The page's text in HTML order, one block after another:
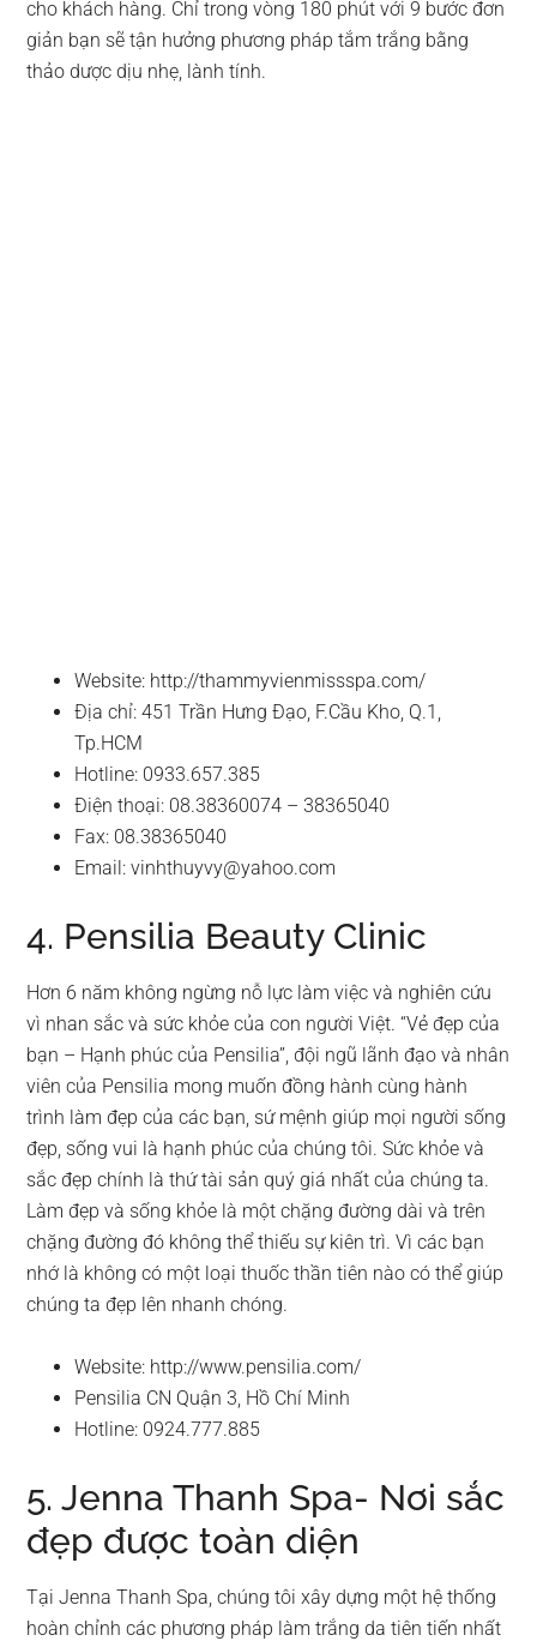
cho khách hàng. Chỉ trong vòng 180 phút với 9 bước đơn
giản bạn sẽ tận hưởng phương pháp tắm trắng bằng
thảo dược dịu nhẹ, lành tính.
Website: http://thammyvienmissspa.com/
Địa chỉ: 451 Trần Hưng Đạo, F.Cầu Kho, Q.1,
Tp.HCM
Hotline: 0933.657.385
Điện thoại: 08.38360074 – 38365040
Fax: 08.38365040
Email:vinhthuyvy@yahoo.com
4. Pensilia Beauty Clinic
Hơn 6 năm không ngừng nỗ lực làm việc và nghiên cứu
vì nhan sắc và sức khỏe của con người Việt. “Vẻ đẹp của
bạn – Hạnh phúc của Pensilia”, đội ngũ lãnh đạo và nhân
viên của Pensilia mong muốn đồng hành cùng hành
trình làm đẹp của các bạn, sứ mệnh giúp mọi người sống
đẹp, sống vui là hạnh phúc của chúng tôi. Sức khỏe và
sắc đẹp chính là thứ tài sản quý giá nhất của chúng ta.
Làm đẹp và sống khỏe là một chặng đường dài và trên
chặng đường đó không thể thiếu sự kiên trì. Vì các bạn
nhớ là không có một loại thuốc thần tiên nào có thể giúp
chúng ta đẹp lên nhanh chóng.
Website: http://www.pensilia.com/
Pensilia CN Quận 3, Hồ Chí Minh
Hotline: 0924.777.885
5. Jenna Thanh Spa- Nơi sắc
đẹp được toàn diện
Tại Jenna Thanh Spa, chúng tôi xây dựng một hệ thống
hoàn chỉnh các phương pháp làm trắng da tiên tiến nhất